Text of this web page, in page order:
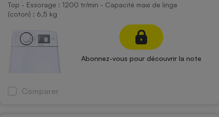
Top - Essorage : 1200 tr/min - Capacité maxi de linge
(coton) : 6,5 kg
Abonnez-vous pour découvrir la note
Comparer